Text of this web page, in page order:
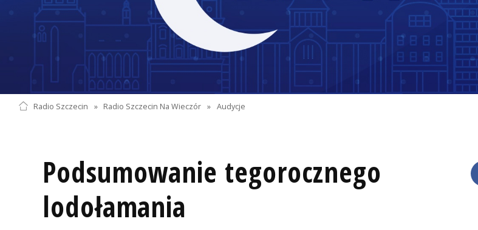
Radio Szczecin » Radio Szczecin Na Wieczór » Audycje
Podsumowanie tegorocznego
lodołamania